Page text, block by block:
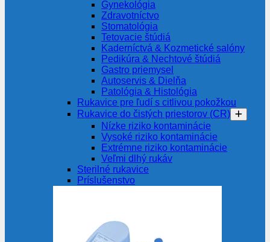
Gynekológia
Zdravotníctvo
Stomatológia
Tetovacie štúdiá
Kaderníctvá & Kozmetické salóny
Pedikúra & Nechtové štúdiá
Gastro priemysel
Autoservis & Dielňa
Patológia & Histológia
Rukavice pre ľudí s citlivou pokožkou
Rukavice do čistých priestorov (CR)
Nízke riziko kontaminácie
Vysoké riziko kontaminácie
Extrémne riziko kontaminácie
Veľmi dlhý rukáv
Sterilné rukavice
Príslušenstvo